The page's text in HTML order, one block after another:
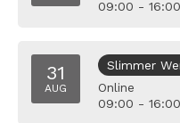
09:00 - 16:00
31
AUG
Slimmer
Online
09:00 - 16:00